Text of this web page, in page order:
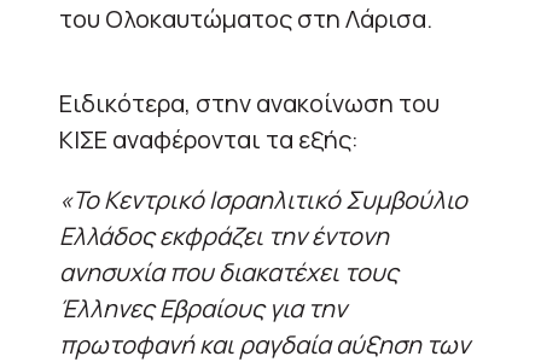
του Ολοκαυτώματος στη Λάρισα.
Ειδικότερα, στην ανακοίνωση του
ΚΙΣΕ αναφέρονται τα εξής:
«Το Κεντρικό Ισραηλιτικό Συμβούλιο
Ελλάδος εκφράζει την έντονη
ανησυχία που διακατέχει τους
Έλληνες Εβραίους για την
πρωτοφανή και ραγδαία αύξηση των